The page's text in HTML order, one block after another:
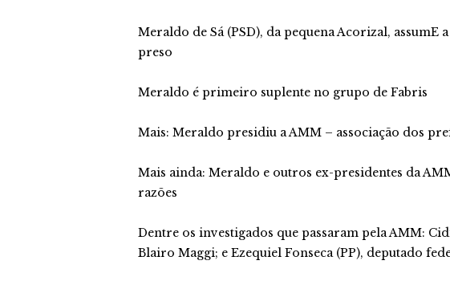
Meraldo de Sá (PSD), da pequena Acorizal, assumE
preso
Meraldo é primeiro suplente no grupo de Fabris
Mais: Meraldo presidiu a AMM – associação dos
Mais ainda: Meraldo e outros ex-presidentes da
razões
Dentre os investigados que passaram pela AMM:
Blairo Maggi; e Ezequiel Fonseca (PP), deputado